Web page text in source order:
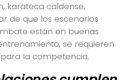
karateca caldense,
de que los escenarios
están en buenas
se requieren
la competencia.